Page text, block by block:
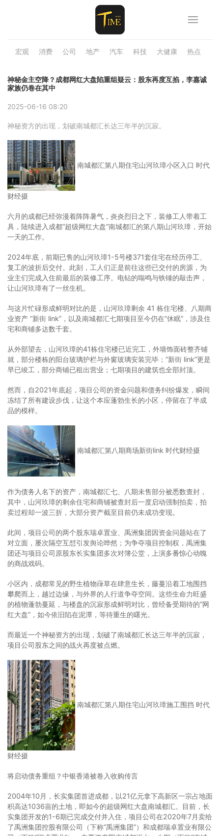
宏观 消费 公司 地产 汽车 科技 大健康 热点
神秘金主空降？成都网红大盘陷重组疑云：股东再度互掐，李嘉诚
家族仍卷在其中
2025-06-16 08:20
神秘资方的出现，划破南城都汇长达三年半的沉寂。
南城都汇第八期住宅山河玖璋小区入口 时代
财经摄
六月的成都已经弥漫着阵阵暑气，炎炎烈日之下，装修工人带着工
具，陆续进入成都“超级网红大盘”南城都汇的第八期山河玖璋，开始
一天的工作。
2024年底，前期已售的山河玖璋1-5号楼371套住宅在经历停工、
复工的波折后交付。此刻，工人们正是前往这些已交付的房源，为
业主们完成入住前最后的装修工序。电钻的嗡鸣与铁锤的敲击声，
让山河玖璋有了一丝生机。
与这片忙碌形成鲜明对比的是，山河玖璋剩余 41 栋住宅楼、八期商
业资产 “新街 link”，以及南城都汇七期项目至今仍在“休眠”，涉及住
宅和商铺多达数千套。
从外部望去，山河玖璋的41栋住宅楼已近完工，外墙饰面砖整齐铺
就，部分楼栋的阳台玻璃护栏与外窗玻璃安装完毕；“新街 link”更是
早已竣工，部分商铺已租出营业；七期项目的建筑也全部封顶。
然而，自2021年底起，项目公司的资金问题和债务纠纷爆发，瞬间
冻结了所有建设步伐，让这个本应蓬勃生长的小区，停留在了半成
品的模样。
南城都汇第八期商场新街link 时代财经摄
作为债务人名下的资产，南城都汇七、八期未售部分被悉数查封，
其中，山河玖璋的剩余住宅和商铺被查封后一度启动强制拍卖，拍
卖过程却一波三折，大部分资产截至目前仍未成功变现。
此间，项目公司的两个股东瑞卓置业、禹洲集团因资金问题站在了
对立面，屡次隔空互怼引发舆论哗然；为争夺项目控制权，禹洲集
团还与项目公司原股东长实集团多次对簿公堂，上演多番惊心动魄
的商战戏码。
小区内，成都常见的野生植物葎草在肆意生长，藤蔓沿着工地围挡
攀爬而上，越过边缘，与外界的人行道争夺空间。这些生命力旺盛
的植物蓬勃蔓延，与楼盘的沉寂形成鲜明对比，曾经备受期待的“网
红大盘”，如今依旧陷在泥潭，等待重生的曙光。
而最近一个神秘资方的出现，划破了南城都汇长达三年半的沉寂，
项目公司股东之间的战火再度被点燃。
南城都汇第八期住宅山河玖璋施工围挡 时代
财经摄
将启动债务重组？中银香港被卷入收购传言
2004年10月，长实集团首进成都，以21亿元拿下高新区一宗占地面
积高达1036亩的土地，即如今的超级网红大盘南城都汇。目前，长
实集团开发的1-6期已完成交付并入住，项目公司在2020年7月卖给
了禹洲集团控股有限公司（下称“禹洲集团”）和成都瑞卓置业有限公